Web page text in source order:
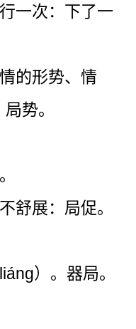
一次：下了一
的形势、情
势。
舒展：局促。
）。器局。